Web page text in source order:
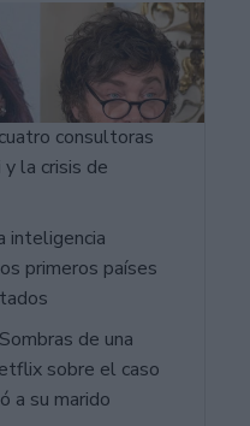
consultoras
la crisis de
inteligencia
primeros países
de una
sobre el caso
a su marido